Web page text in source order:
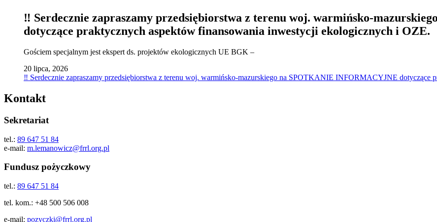
‼️ Serdecznie zapraszamy przedsiębiorstwa z terenu woj. warmińsko-
dotyczące praktycznych aspektów finansowania inwestycji ekologicznych i OZE.
Gościem specjalnym jest ekspert ds. projektów ekologicznych UE BGK –
20 lipca, 2026
‼️ Serdecznie zapraszamy przedsiębiorstwa z terenu woj. warmińsko-mazurskiego na SPOTKANIE INFORMACYJNE
Kontakt
Sekretariat
tel.: 89 647 51 84
e-mail: m.lemanowicz@frrl.org.pl
Fundusz pożyczkowy
tel.: 89 647 51 84
tel. kom.: +48 500 506 008
e-mail: pozyczki@frrl.org.pl